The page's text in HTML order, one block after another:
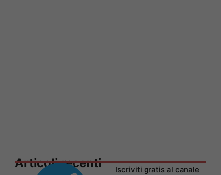
Articoli recenti
Iscriviti gratis al canale